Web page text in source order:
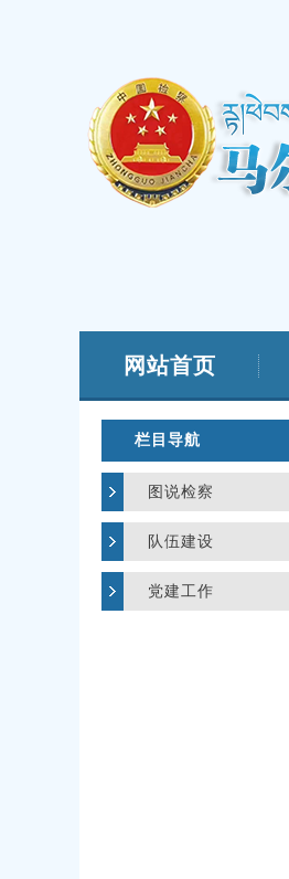
网站首页
栏目导航
图说检察
队伍建设
党建工作